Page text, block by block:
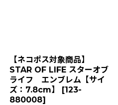
【ネコポス対象商品】
STAR OF LIFE スターオブ
ライフ エンブレム【サイ
ズ：7.8cm】
[123-
880008]